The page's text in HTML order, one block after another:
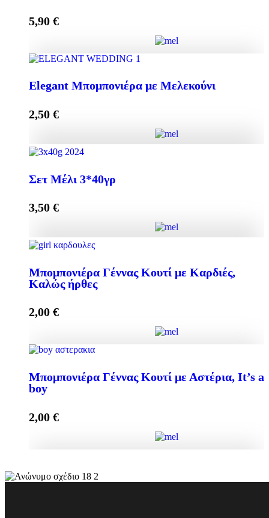
5,90 €
Συσκευασία δώρου, σετ Μέλι Πεύκο & Μελισσοκέρι
quantity
Add to cart
Elegant Μπομπονιέρα με Μελεκούνι
2,50 €
Σετ Μέλι 3*40γρ
3,50 €
Μπομπονιέρα Γέννας Κουτί με Καρδιές,
Καλώς ήρθες
2,00 €
Μπομπονιέρα Γέννας Κουτί με Καρδιές, Καλώς ήρθες
quantity
Μπομπονιέρα Γέννας Κουτί με Αστέρια, It’s a
boy
2,00 €
Μπομπονιέρα Γέννας Κουτί με Αστέρια, It's a boy